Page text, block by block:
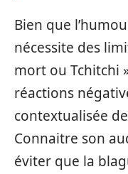
Bien que
nécessite des
mort ou Tchitchi
réactions
contextualisée
Connaitre son
éviter que la